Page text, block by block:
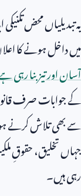
یہ تبدیلیاں محض
میں داخل ہونے کا
آسان اور تیز بنا رہی
کے جوابات صرف
سے بھی تلاش کرنے
جہاں تخلیق، حقوقِ
رہی ہیں۔